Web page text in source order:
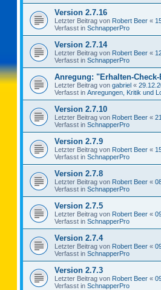
Version 2.7.16
Letzter Beitrag von Robert Beer «
Verfasst in SchnapperPro
Version 2.7.14
Letzter Beitrag von Robert Beer «
Verfasst in SchnapperPro
Anregung: "Erhalten-
Letzter Beitrag von gabriel «
Verfasst in Anregungen, Kritik und
Version 2.7.10
Letzter Beitrag von Robert Beer «
Verfasst in SchnapperPro
Version 2.7.9
Letzter Beitrag von Robert Beer «
Verfasst in SchnapperPro
Version 2.7.8
Letzter Beitrag von Robert Beer «
Verfasst in SchnapperPro
Version 2.7.5
Letzter Beitrag von Robert Beer «
Verfasst in SchnapperPro
Version 2.7.4
Letzter Beitrag von Robert Beer «
Verfasst in SchnapperPro
Version 2.7.3
Letzter Beitrag von Robert Beer «
Verfasst in SchnapperPro